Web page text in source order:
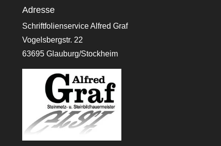
Adresse
Schriftfolienservice Alfred Graf
Vogelsbergstr. 22
63695 Glauburg/Stockheim